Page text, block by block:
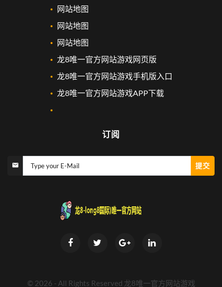
网站地图
网站地图
网站地图
龙8唯一官方网站游戏网页版
龙8唯一官方网站游戏手机版入口
龙8唯一官方网站游戏APP下载
订阅
Type your E-Mail 提交
© 2026 - All Rights Reserved 龙8唯一官方网站游戏